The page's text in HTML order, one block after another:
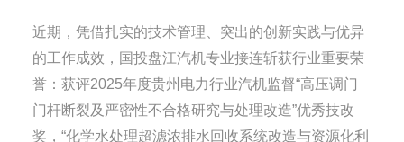
近期，凭借扎实的技术管理、突出的创新实践与优异
的工作成效，国投盘江汽机专业接连斩获行业重要荣
誉：获评2025年度贵州电力行业汽机监督“高压调门
门杆断裂及严密性不合格研究与处理改造”优秀技改
奖，“化学水处理超滤浓排水回收系统改造与资源化利